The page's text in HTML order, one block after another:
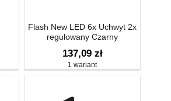
Flash New LED 6x Uchwyt 2x
regulowany Czarny
137,09 zł
1 wariant